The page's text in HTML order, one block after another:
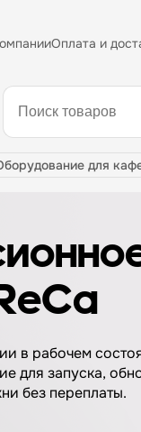
Оплата и
оборудование для
в рабочем
для запуска,
без переплаты.